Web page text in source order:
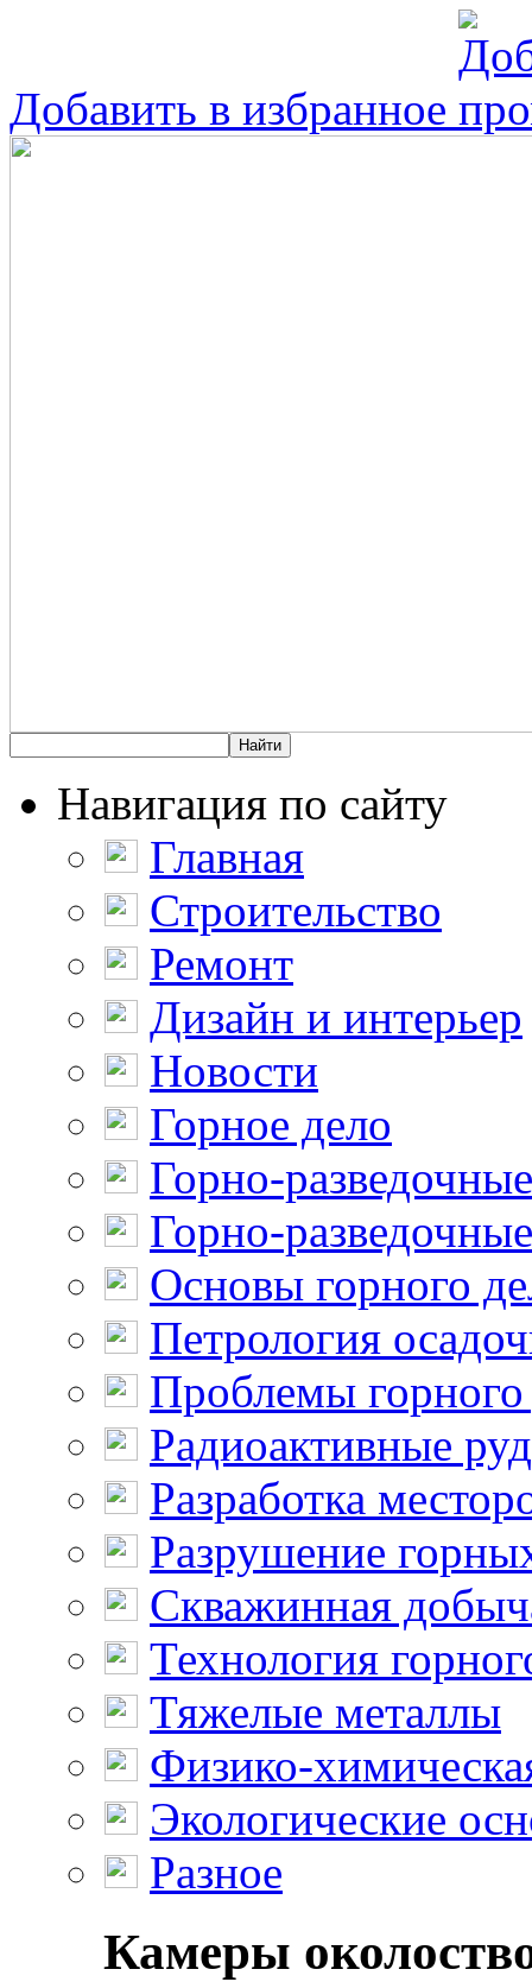
Добавить в избранное
Навигация по сайту
Главная
Строительство
Ремонт
Дизайн и интерьер
Новости
Горное дело
Горно-
Горно-
Основы горного
Петрология
Проблемы горного
Радиоактивные
Разработка
Разрушение
Скважинная
Технология
Тяжелые металлы
Физико-
Экологические
Разное
Камеры